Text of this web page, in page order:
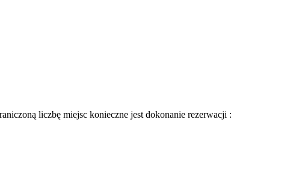
liczbę miejsc konieczne jest dokonanie rezerwacji :